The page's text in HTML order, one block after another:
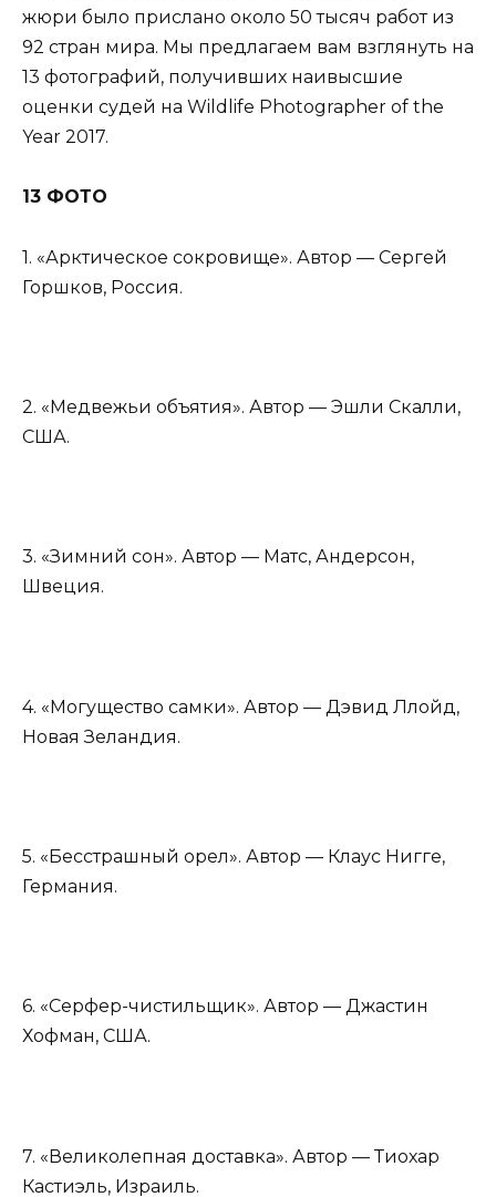
жюри было прислано около 50 тысяч работ из
92 стран мира. Мы предлагаем вам взглянуть на
13 фотографий, получивших наивысшие
оценки судей на Wildlife Photographer of the
Year 2017.
13 ФОТО
1. «Арктическое сокровище». Автор — Сергей
Горшков, Россия.
2. «Медвежьи объятия». Автор — Эшли Скалли,
США.
3. «Зимний сон». Автор — Матс, Андерсон,
Швеция.
4. «Могущество самки». Автор — Дэвид Ллойд,
Новая Зеландия.
5. «Бесстрашный орел». Автор — Клаус Нигге,
Германия.
6. «Серфер-чистильщик». Автор — Джастин
Хофман, США.
7. «Великолепная доставка». Автор — Тиохар
Кастиэль, Израиль.